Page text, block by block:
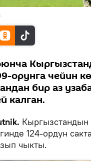
орунга чейин
бир аз
калган.
124-ордун
чыкты.